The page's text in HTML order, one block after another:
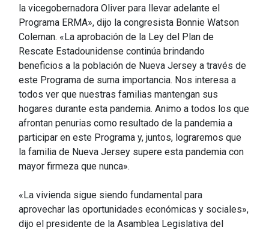
la vicegobernadora Oliver para llevar adelante el
Programa ERMA», dijo la congresista Bonnie Watson
Coleman. «La aprobación de la Ley del Plan de
Rescate Estadounidense continúa brindando
beneficios a la población de Nueva Jersey a través de
este Programa de suma importancia. Nos interesa a
todos ver que nuestras familias mantengan sus
hogares durante esta pandemia. Animo a todos los que
afrontan penurias como resultado de la pandemia a
participar en este Programa y, juntos, lograremos que
la familia de Nueva Jersey supere esta pandemia con
mayor firmeza que nunca».
«La vivienda sigue siendo fundamental para
aprovechar las oportunidades económicas y sociales»,
dijo el presidente de la Asamblea Legislativa del